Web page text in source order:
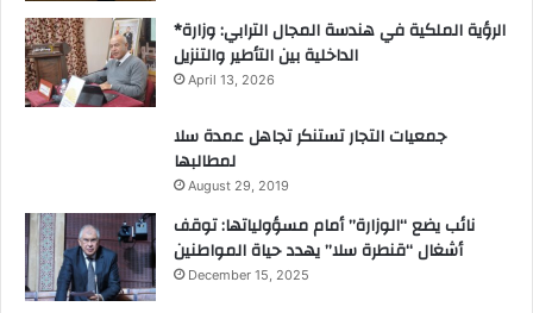
*الرؤية الملكية في هندسة المجال الترابي: وزارة
الداخلية بين التأطير والتنزيل
April 13, 2026
جمعيات التجار تستنكر تجاهل عمدة سلا
لمطالبها
August 29, 2019
نائب يضع “الوزارة” أمام مسؤولياتها: توقف
أشغال “قنطرة سلا” يهدد حياة المواطنين
December 15, 2025